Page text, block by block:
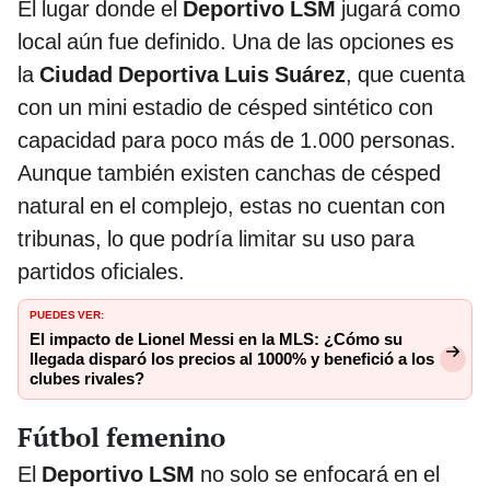
El lugar donde el Deportivo LSM jugará como
local aún fue definido. Una de las opciones es
laCiudad Deportiva Luis Suárez, que cuenta
con un mini estadio de césped sintético con
capacidad para poco más de 1.000 personas.
Aunque también existen canchas de césped
natural en el complejo, estas no cuentan con
tribunas, lo que podría limitar su uso para
partidos oficiales.
PUEDES VER:
El impacto de Lionel Messi en la MLS: ¿Cómo su
llegada disparó los precios al 1000% y benefició a los
clubes rivales?
Fútbol femenino
El Deportivo LSM no solo se enfocará en el